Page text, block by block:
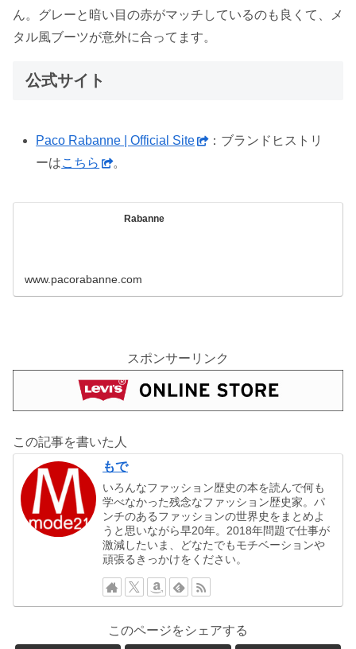
ん。グレーと暗い目の赤がマッチしているのも良くて、メ
タル風ブーツが意外に合ってます。
公式サイト
Paco Rabanne | Official Site
：ブランドヒストリ
ーはこちら 。
Rabanne
www.pacorabanne.com
スポンサーリンク
この記事を書いた人
もで
いろんなファッション歴史の本を読んで何も
学べなかった残念なファッション歴史家。パ
ンチのあるファッションの世界史をまとめよ
うと思いながら早20年。2018年問題で仕事が
激減したいま、どなたでもモチベーションや
頑張るきっかけをください。
このページをシェアする